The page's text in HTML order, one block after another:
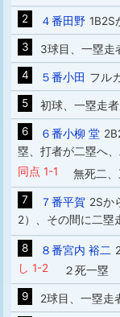
2
４番田野
3
3球目、一塁
4
５番小田 フル
5
初球、一塁走
6
６番小柳 堂
塁、打者が二塁へ
同点 1-1
無死二、
7
７番平賀 2Sか
2）、その間に二
8 ８番宮内 裕二
し 1-2
２死一塁
9
2球目、一塁